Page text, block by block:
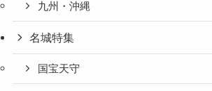
九州・沖縄
名城特集
国宝天守